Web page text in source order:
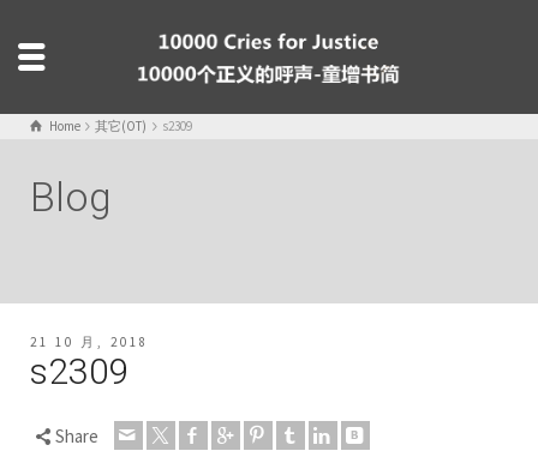
Home 其它(OT) s2309
Blog
21 10 月, 2018
s2309
Share